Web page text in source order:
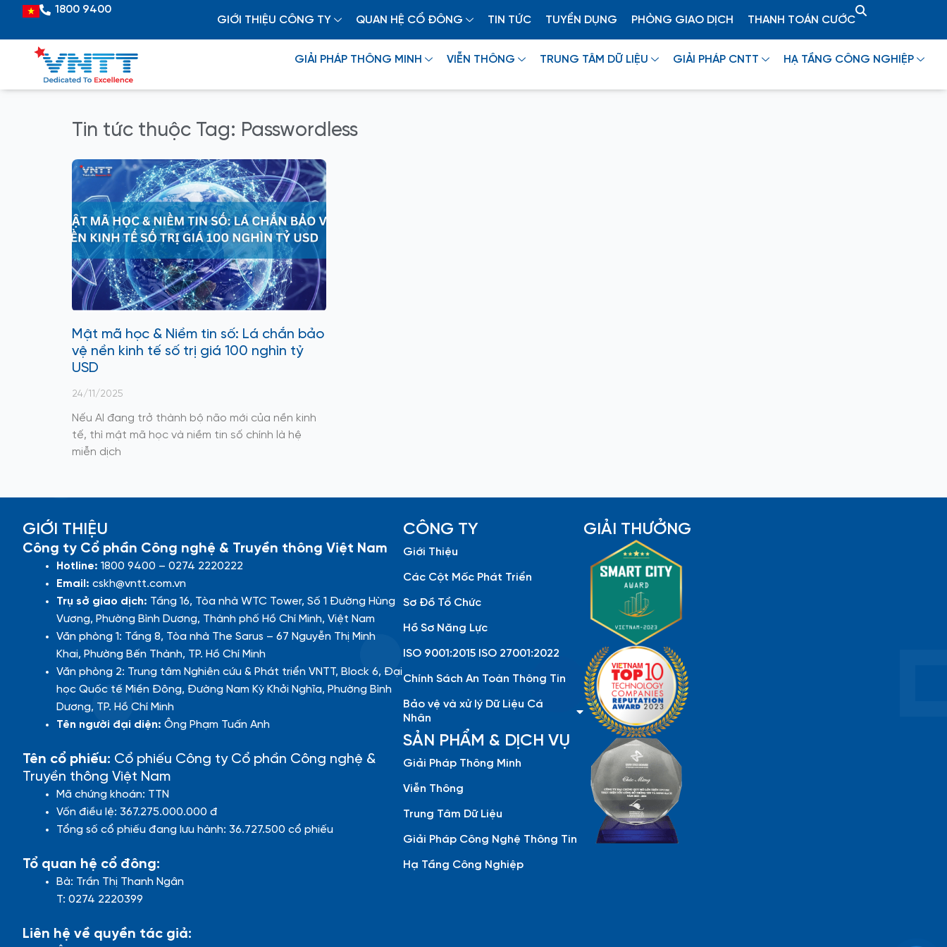
content
Vietnamese
1800 9400
GIỚI THIỆU CÔNG TY
QUAN HỆ CỔ ĐÔNG TIN TỨC TUYỂN DỤNG PHÒNG GIAO DỊCH THANH TOÁN CƯỚC
GIẢI PHÁP THÔNG MINH VIỄN THÔNG TRUNG TÂM DỮ LIỆU GIẢI PHÁP CNTT HẠ TẦNG CÔNG NGHIỆP
Tin tức thuộc Tag: Passwordless
Mật mã học & Niềm tin số: Lá chắn bảo
vệ nền kinh tế số trị giá 100 nghìn tỷ
USD
24/11/2025
Nếu AI đang trở thành bộ não mới của nền kinh
tế, thì mật mã học và niềm tin số chính là hệ
miễn dịch
GIỚI THIỆU
Công ty Cổ phần Công nghệ & Truyền thông Việt Nam
Hotline: 1800 9400 – 0274 2220222
Email: cskh@vntt.com.vn
Trụ sở giao dịch: Tầng 16, Tòa nhà WTC Tower, Số 1 Đường Hùng
Vương, Phường Bình Dương, Thành phố Hồ Chí Minh, Việt Nam
Văn phòng 1: Tầng 8, Tòa nhà The Sarus – 67 Nguyễn Thị Minh
Khai, Phường Bến Thành, TP. Hồ Chí Minh
Văn phòng 2: Trung tâm Nghiên cứu & Phát triển VNTT, Block 6, Đại
học Quốc tế Miền Đông, Đường Nam Kỳ Khởi Nghĩa, Phường Bình
Dương, TP. Hồ Chí Minh
Tên người đại diện: Ông Phạm Tuấn Anh
Tên cổ phiếu: Cổ phiếu Công ty Cổ phần Công nghệ &
Truyền thông Việt Nam
Mã chứng khoán: TTN
Vốn điều lệ: 367.275.000.000 đ
Tổng số cổ phiếu đang lưu hành: 36.727.500 cổ phiếu
Tổ quan hệ cổ đông:
Bà: Trần Thị Thanh Ngân
T: 0274 2220399
Liên hệ về quyền tác giả:
CÔNG TY
Giới Thiệu
Các Cột Mốc Phát Triển
Sơ Đồ Tổ Chức
Hồ Sơ Năng Lực
ISO 9001:2015 ISO 27001:2022
Chính Sách An Toàn Thông Tin
Bảo vệ và xử lý Dữ Liệu Cá
Nhân
SẢN PHẨM & DỊCH VỤ
Giải Pháp Thông Minh
Viễn Thông
Trung Tâm Dữ Liệu
Giải Pháp Công Nghệ Thông Tin
Hạ Tầng Công Nghiệp
GIẢI THƯỞNG